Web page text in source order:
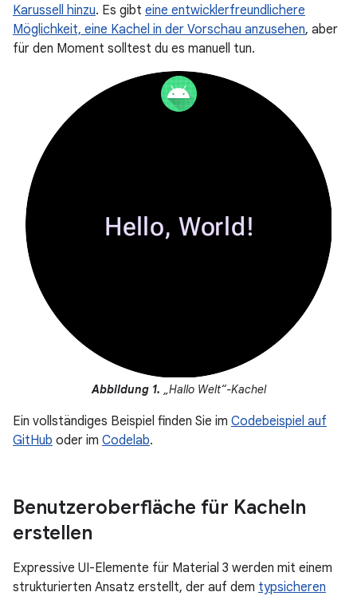
Karussell hinzu. Es gibt eine entwicklerfreundlichere
Möglichkeit, eine Kachel in der Vorschau anzusehen, aber
für den Moment solltest du es manuell tun.
Abbildung 1. „Hallo Welt“-Kachel
Ein vollständiges Beispiel finden Sie im Codebeispiel auf
GitHub oder im Codelab.
Benutzeroberfläche für Kacheln
erstellen
Expressive UI-Elemente für Material 3 werden mit einem
strukturierten Ansatz erstellt, der auf dem typsicheren